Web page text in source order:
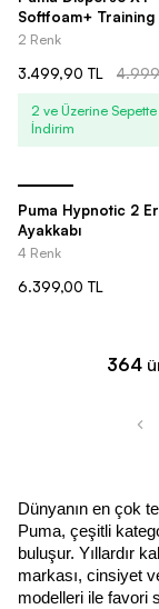
Softfoam+ Training
Ayakkabı
2 Renk
3.499,90 TL
2 ve Üzerine Sepette
İndirim
Puma Hypnotic 2 Erkek Spor
Ayakkabı
4 Renk
6.399,00 TL
364
Dünyanın en çok
Puma, çeşitli
buluşur. Yıllardır
markası, cinsiyet
modelleri ile favori